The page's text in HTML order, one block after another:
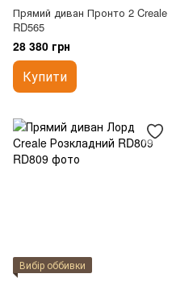
Прямий диван Пронто 2 Creale
RD565
28 380 грн
Купити
Вибір оббивки